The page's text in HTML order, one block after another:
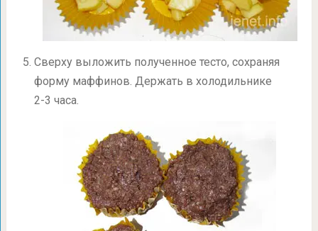
Сверху выложить полученное тесто, сохраняя
форму маффинов. Держать в холодильнике
2-3 часа.